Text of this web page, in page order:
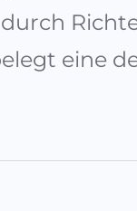
eine